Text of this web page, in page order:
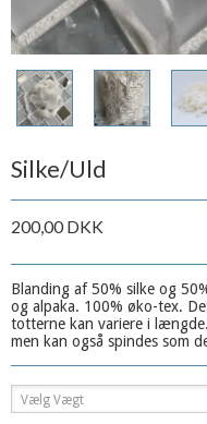
Silke/Uld
200,00 DKK
Blanding af 50% silke og
og alpaka. 100% øko-tex.
totterne kan variere i
men kan også spindes som
Vælg Vægt